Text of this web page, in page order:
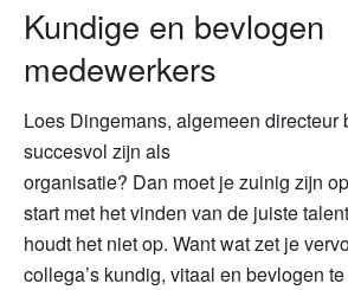
Kundige en bevlogen
medewerkers
Loes Dingemans, algemeen directeur
succesvol zijn als
organisatie? Dan moet je zuinig zijn
start met het vinden van de juiste
houdt het niet op. Want wat zet je
collega’s kundig, vitaal en bevlogen